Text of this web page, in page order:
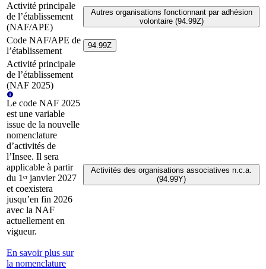
Activité principale
de l’établissement
(NAF/APE)
Autres organisations fonctionnant par adhésion
volontaire (94.99Z)
Code NAF/APE de
l’établissement
94.99Z
Activité principale
de l’établissement
(NAF 2025)
Le code NAF 2025
est une variable
issue de la nouvelle
nomenclature
d’activités de
l’Insee. Il sera
applicable à partir
du 1ᵉʳ janvier 2027
et coexistera
jusqu’en fin 2026
avec la NAF
actuellement en
vigueur.
En savoir plus sur
la nomenclature
Activités des organisations associatives n.c.a.
(94.99Y)